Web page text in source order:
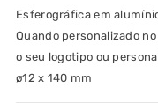
Esferográfica em
Quando personalizado
o seu logotipo ou
ø12 x 140 mm